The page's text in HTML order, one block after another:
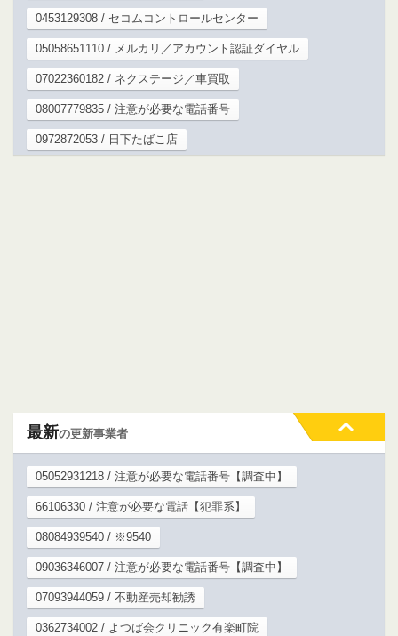
0453129308 / セコムコントロールセンター
05058651110 / メルカリ／アカウント認証ダイヤル
07022360182 / ネクステージ／車買取
08007779835 / 注意が必要な電話番号
0972872053 / 日下たばこ店
最新の更新事業者
05052931218 / 注意が必要な電話番号【調査中】
66106330 / 注意が必要な電話【犯罪系】
08084939540 / ※9540
09036346007 / 注意が必要な電話番号【調査中】
07093944059 / 不動産売却勧誘
0362734002 / よつば会クリニック有楽町院